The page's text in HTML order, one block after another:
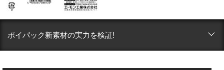
ポイパック新素材の実力を検証!